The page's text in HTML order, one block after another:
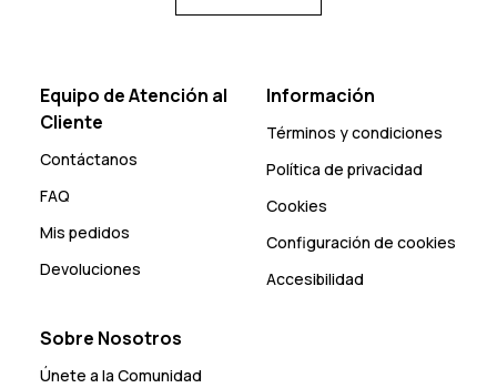
Equipo de Atención al
Cliente
Contáctanos
FAQ
Mis pedidos
Devoluciones
Información
Términos y condiciones
Política de privacidad
Cookies
Configuración de cookies
Accesibilidad
Sobre Nosotros
Únete a la Comunidad